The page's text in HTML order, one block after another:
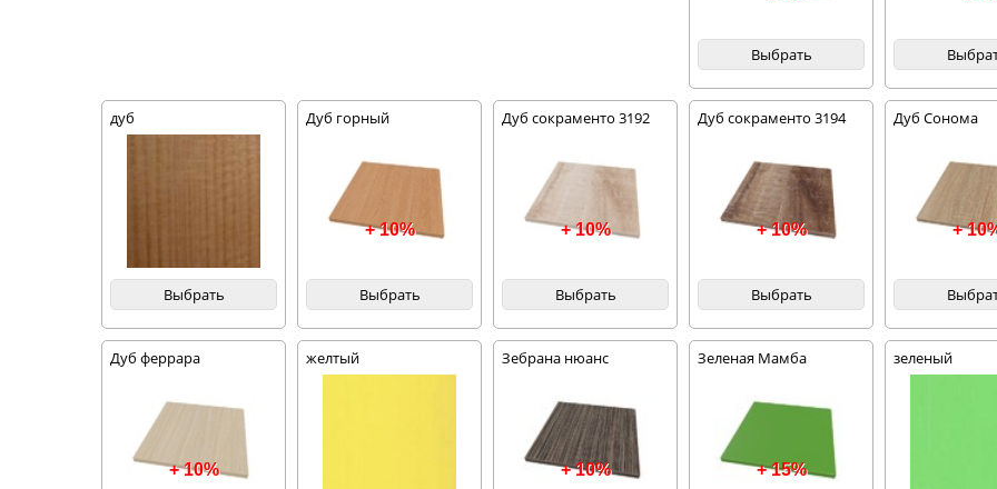
Выбрать
дуб
Выбрать
Дуб горный
+ 10%
Выбрать
Дуб сокраменто 3192
+ 10%
Выбрать
Дуб сокраменто 3194
+ 10%
Выбрать
Дуб Сонома
+
Дуб феррара
+ 10%
желтый Зебрана нюанс
+ 10%
Зеленая Мамба
+ 15%
зеленый